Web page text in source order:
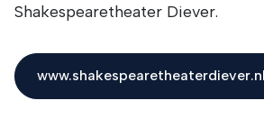
Shakespearetheater Diever.
www.shakespearetheaterdiever.nl